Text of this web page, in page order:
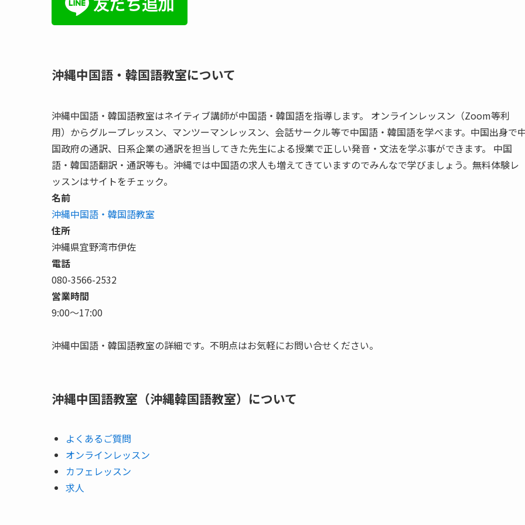
沖縄中国語・韓国語教室について
沖縄中国語・韓国語教室はネイティブ講師が中国語・韓国語を指導します。 オンラインレッスン（Zoom等利
用）からグループレッスン、マンツーマンレッスン、会話サークル等で中国語・韓国語を学べます。中国出身で
国政府の通訳、日系企業の通訳を担当してきた先生による授業で正しい発音・文法を学ぶ事ができます。 中国
語・韓国語翻訳・通訳等も。沖縄では中国語の求人も増えてきていますのでみんなで学びましょう。無料体験レ
ッスンはサイトをチェック。
名前
沖縄中国語・韓国語教室
住所
沖縄県宜野湾市伊佐
電話
080-3566-2532
営業時間
9:00〜17:00
沖縄中国語・韓国語教室の詳細です。不明点はお気軽にお問い合せください。
沖縄中国語教室（沖縄韓国語教室）について
よくあるご質問
オンラインレッスン
カフェレッスン
求人